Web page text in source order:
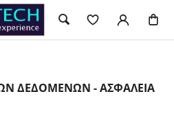
ΔΕΔΟΜΕΝΩΝ - ΑΣΦΑΛΕΙΑ